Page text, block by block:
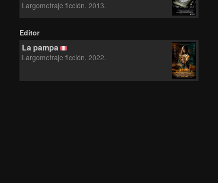
Largometraje ficción, 2013.
Editor
La pampa
Largometraje ficción, 2022.